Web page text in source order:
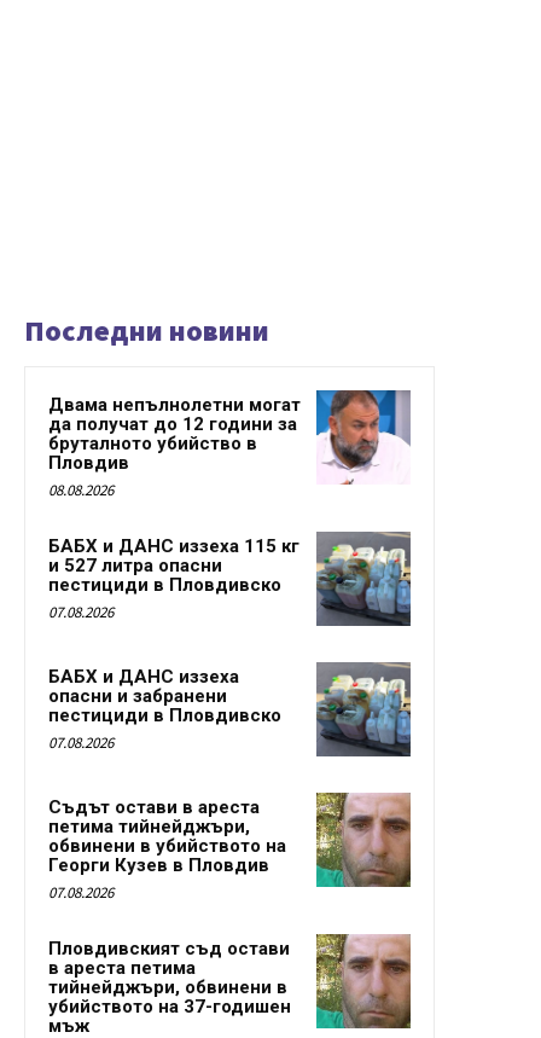
Последни новини
Двама непълнолетни могат
да получат до 12 години за
бруталното убийство в
Пловдив
08.08.2026
БАБХ и ДАНС иззеха 115 кг
и 527 литра опасни
пестициди в Пловдивско
07.08.2026
БАБХ и ДАНС иззеха
опасни и забранени
пестициди в Пловдивско
07.08.2026
Съдът остави в ареста
петима тийнейджъри,
обвинени в убийството на
Георги Кузев в Пловдив
07.08.2026
Пловдивският съд остави
в ареста петима
тийнейджъри, обвинени в
убийството на 37-годишен
мъж